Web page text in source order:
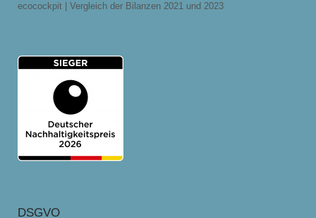
ecocockpit | Vergleich der Bilanzen 2021 und 2023
DSGVO